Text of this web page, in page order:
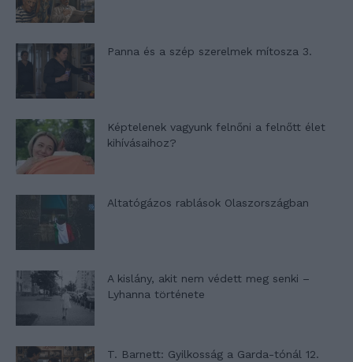
Panna és a szép szerelmek mítosza 3.
Képtelenek vagyunk felnőni a felnőtt élet
kihívásaihoz?
Altatógázos rablások Olaszországban
A kislány, akit nem védett meg senki –
Lyhanna története
T. Barnett: Gyilkosság a Garda-tónál 12.